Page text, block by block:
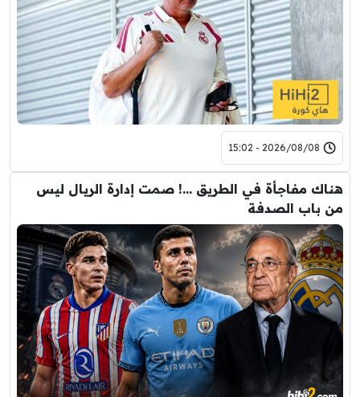
2026/08/08 - 15:02
هناك مفاجأة في الطريق …! صمت إدارة الريال ليس
من باب الصدفة